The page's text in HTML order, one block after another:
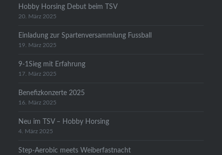
Hobby Horsing Debut beim TSV
20. März 2025
Einladung zur Spartenversammlung Fussball
19. März 2025
9-1Sieg mit Erfahrung
17. März 2025
Benefizkonzerte 2025
16. März 2025
Neu im TSV – Hobby Horsing
4. März 2025
Step-Aerobic meets Weiberfastnacht